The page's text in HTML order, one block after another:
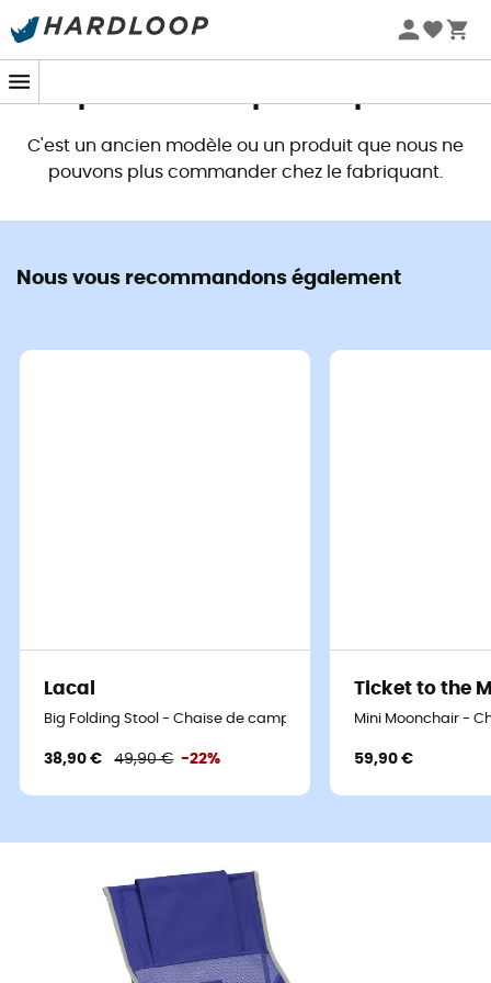
Promos d'été 🔥 -5 % EXTRA dès 2 produits* code Summer5
C'est un ancien modèle ou un produit que nous ne
pouvons plus commander chez le fabriquant.
Nous vous recommandons également
Lacal
Big Folding Stool - Chaise de camping
38,90 € 49,90 € -22%
Ticket to the
Mini Moonchair -
59,90 €